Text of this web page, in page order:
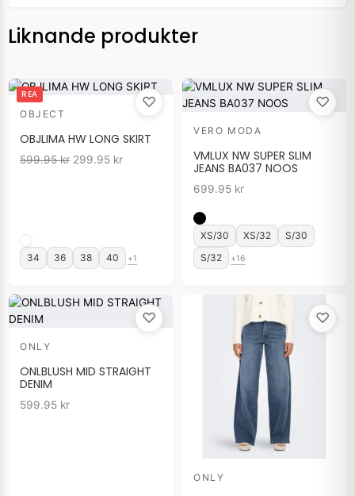
Liknande produkter
♡
REA
OBJECT
OBJLIMA HW LONG SKIRT
599.95kr
Det
var:
299.95 kr
Det
nuvarande
priset
är:
34 36 38 40 +1
♡
VERO MODA
VMLUX NW SUPER SLIM
JEANS BA037 NOOS
699.95 kr
XS/30 XS/32
S/30
S/32
+16
♡
ONLY
ONLBLUSH MID STRAIGHT
DENIM
599.95 kr
♡
ONLY